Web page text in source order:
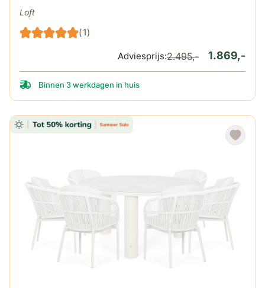
Loft
(1)
1.869,-
Adviesprijs:2.495,-
Binnen 3 werkdagen in huis